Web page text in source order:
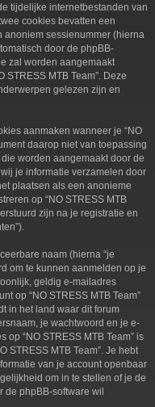
tijdelijke internetbestanden van
cookies bevatten een
anoniem sessienummer (hierna
door de phpBB-
zal worden aangemaakt
MTB Team”. Deze
gelezen zijn en
aanmaken wanneer je “NO
daarop niet van toepassing
worden aangemaakt door de
je informatie verzamelen door
plaatsen als een anonieme
op “NO STRESS MTB
zijn na je registratie en
naam (hierna “je
om te kunnen aanmelden op je
geldig e-mailadres
op “NO STRESS MTB Team”
in het land waar dit forum
je wachtwoord en je e-
“NO STRESS MTB Team” is
STRESS MTB Team”. Je hebt
van je account openbaar
om in te stellen of je de
de phpBB-software wil